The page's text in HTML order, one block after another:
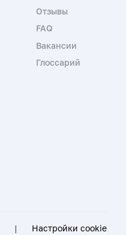
Отзывы
FAQ
Вакансии
Глоссарий
| Настройки cookie